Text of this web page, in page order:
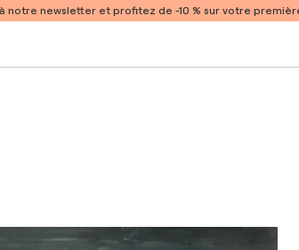
notre newsletter et profitez de -10 % sur votre